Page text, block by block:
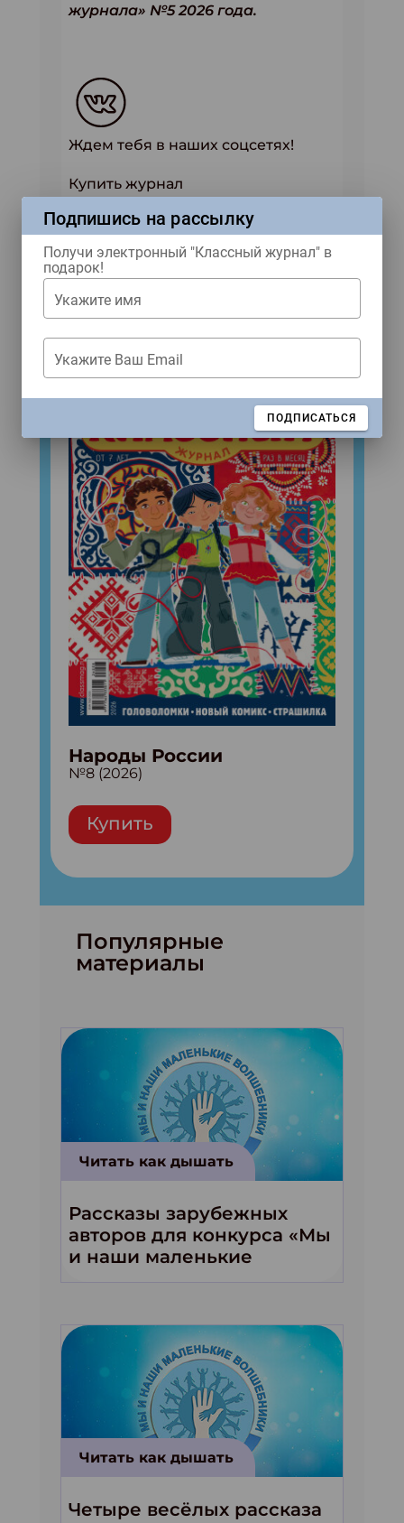
журнала» №5 2026 года.
Ждем тебя в наших соцсетях!
Купить журнал
ЖУРНАЛЫ
Свежий номер!
Народы России
№8 (2026)
Купить
Популярные
материалы
Читать как дышать
Рассказы зарубежных
авторов для конкурса «Мы
и наши маленькие
волшебники!»
Читать как дышать
Четыре весёлых рассказа
Подпишись на рассылку
Получи электронный "Классный журнал" в
подарок!
Укажите имя
Укажите Ваш Email
ПОДПИСАТЬСЯ